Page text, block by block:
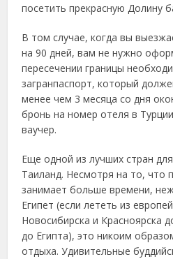
посетить прекрасную Долину
В том случае, когда вы
на 90 дней, вам не нужно
пересечении границы
загранпаспорт, который
менее чем 3 месяца со дня
бронь на номер отеля в
ваучер.
Еще одной из лучших стран
Таиланд. Несмотря на то, что
занимает больше времени,
Египет (если лететь из
Новосибирска и Красноярска
до Египта), это никоим
отдыха. Удивительные